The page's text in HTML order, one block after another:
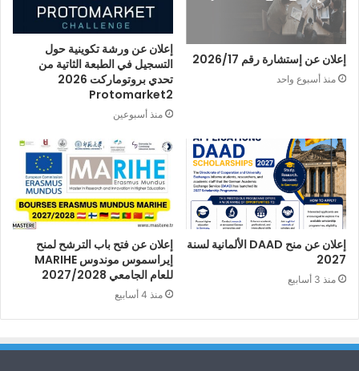
إعلان عن إستشارة رقم 2026/17
منذ أسبوع واحد
إعلان عن ورشة تكوينية حول
التسجيل في الطبعة الثاتية من
تحدي بروتوماركت 2026
Protomarket2
منذ أسبوعين
إعلان عن منح DAAD الألمانية لسنة
2027
منذ 3 أسابيع
إعلان عن فتح باب الترشح لمنح
إيراسموس موندوس MARIHE
للعام الجامعي 2027/2028
منذ 4 أسابيع